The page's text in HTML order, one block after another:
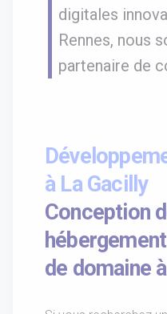
digitales
Rennes, nous
partenaire de
à La Gacilly
Conception
de domaine